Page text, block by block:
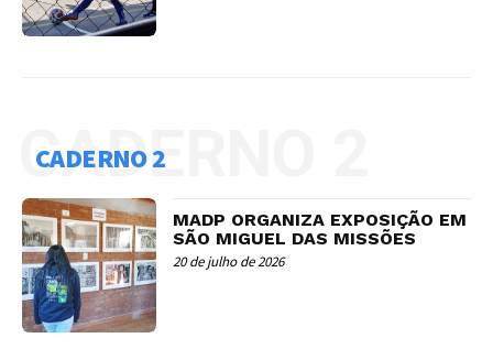
CADERNO 2
CADERNO 2
MADP ORGANIZA EXPOSIÇÃO EM
SÃO MIGUEL DAS MISSÕES
20 de julho de 2026